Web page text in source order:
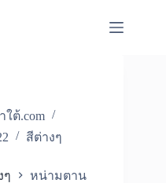
ต้.com
สีต่างๆ
ๆ หน่ามตาน